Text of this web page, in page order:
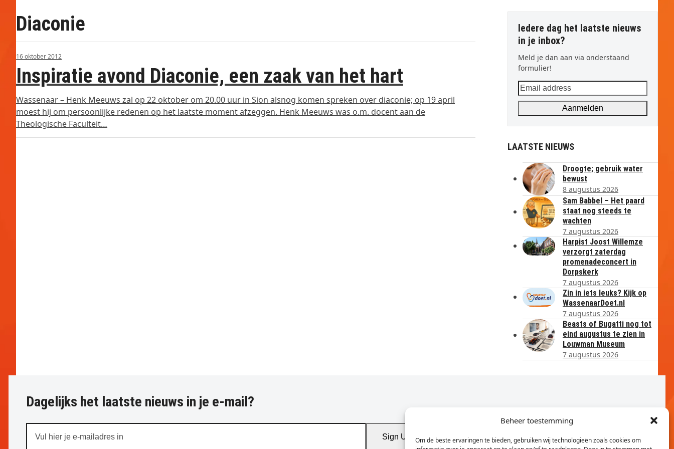
Beheer toestemming
Om de beste ervaringen te bieden, gebruiken wij technologieën zoals cookies om
Diaconie
16 oktober 2012
Inspiratie avond Diaconie, een zaak van het hart
Wassenaar – Henk Meeuws zal op 22 oktober om 20.00 uur in Sion alsnog komen spreken over diaconie; op 19 april
moest hij om persoonlijke redenen op het laatste moment afzeggen. Henk Meeuws was o.m. docent aan de
Theologische Faculteit…
Iedere dag het laatste nieuws
in je inbox?
Meld je dan aan via onderstaand
formulier!
Email
address
Aanmelden
LAATSTE NIEUWS
Droogte; gebruik water
bewust
8 augustus 2026
Sam Babbel – Het paard
staat nog steeds te
wachten
7 augustus 2026
Harpist Joost Willemze
verzorgt zaterdag
promenadeconcert in
Dorpskerk
7 augustus 2026
Zin in iets leuks? Kijk op
WassenaarDoet.nl
7 augustus 2026
Beasts of Bugatti nog tot
eind augustus te zien in
Louwman Museum
7 augustus 2026
Dagelijks het laatste nieuws in je e-mail?
hier
Sign Up